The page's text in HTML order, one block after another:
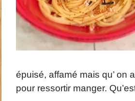
épuisé, affamé mais qu’ on
pour ressortir manger.